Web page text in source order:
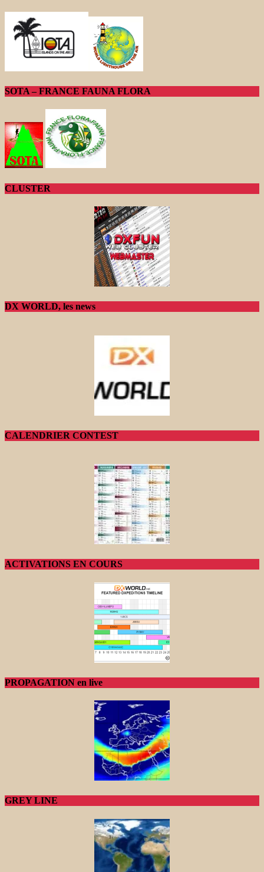
SOTA – FRANCE FAUNA FLORA
CLUSTER
DX WORLD, les news
CALENDRIER CONTEST
ACTIVATIONS EN COURS
PROPAGATION en live
GREY LINE